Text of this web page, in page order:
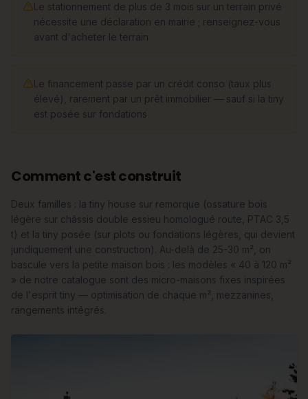
Le stationnement de plus de 3 mois sur un terrain privé
nécessite une déclaration en mairie ; renseignez-vous
avant d'acheter le terrain
Le financement passe par un crédit conso (taux plus
élevé), rarement par un prêt immobilier — sauf si la tiny
est posée sur fondations
Comment c'est construit
Deux familles : la tiny house sur remorque (ossature bois
légère sur châssis double essieu homologué route, PTAC 3,5
t) et la tiny posée (sur plots ou fondations légères, qui devient
juridiquement une construction). Au-delà de 25-30 m², on
bascule vers la petite maison bois : les modèles « 40 à 120 m²
» de notre catalogue sont des micro-maisons fixes inspirées
de l'esprit tiny — optimisation de chaque m², mezzanines,
rangements intégrés.